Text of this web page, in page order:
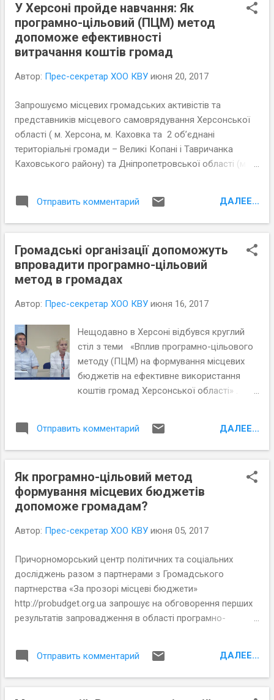
У Херсоні пройде навчання: Як
програмно-цільовий (ПЦМ) метод
допоможе ефективності
витрачання коштів громад
Автор: Прес-секретар ХОО КВУ июня 20, 2017
Запрошуємо місцевих громадських активістів та
представників місцевого самоврядування Херсонської
області ( м. Херсона, м. Каховка та 2 об’єднані
територіальні громади – Великі Копані і Тавричанка
Каховського району) та Дніпропетровської області (м.
навчитись застосуванню програмно-цільового методу
для доброчесності місцевих бюджетів та оцінки
Отправить комментарий ДАЛЕЕ...
Громадські організації допоможуть
впровадити програмно-цільовий
метод в громадах
Автор: Прес-секретар ХОО КВУ июня 16, 2017
Нещодавно в Херсоні відбувся круглий
стіл з теми «Вплив програмно-цільового
методу (ПЦМ) на формування місцевих
бюджетів на ефективне використання
коштів громад Херсонської області» .
партнерами з Громадського партнерства
«За прозорі місцеві бюджети» запросили
запровадження в області програмно-
цільового методу формування місцевих
бюджетів представників влади,
міст Херсон, Каховка та об’єднаних
Отправить комментарий ДАЛЕЕ...
Як програмно-цільовий метод
формування місцевих бюджетів
допоможе громадам?
Автор: Прес-секретар ХОО КВУ июня 05, 2017
Причорноморський центр політичних та соціальних
досліджень разом з партнерами з Громадського
партнерства «За прозорі місцеві бюджети»
http://probudget.org.ua запрошує на обговорення перших
результатів запровадження в області програмно-
депутатського корпусу та громадськості міст Херсон,
Каховка та об’єднаних громад області.
Отправить комментарий ДАЛЕЕ...